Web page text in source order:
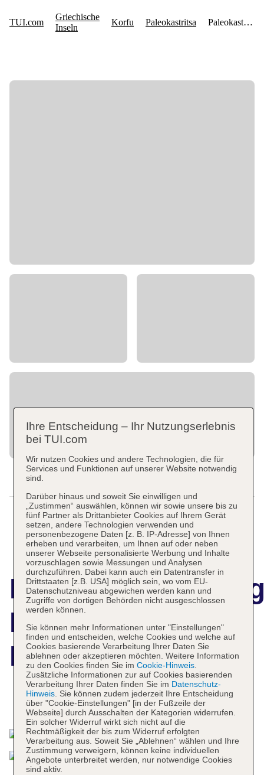
Paleokastritsa
Palace Hotel
Das bietet Ihre Unterkunft
Ihre Entscheidung – Ihr Nutzungserlebnis
bei TUI.com
Wir nutzen Cookies und andere Technologien, die für
Services und Funktionen auf unserer Website notwendig
sind.
Darüber hinaus und soweit Sie einwilligen und
„Zustimmen“ auswählen, können wir sowie unsere bis zu
fünf Partner als Drittanbieter Cookies auf Ihrem Gerät
setzen, andere Technologien verwenden und
personenbezogene Daten [z. B. IP-Adresse] von Ihnen
erheben und verarbeiten, um Ihnen auf oder neben
unserer Webseite personalisierte Werbung und Inhalte
vorzuschlagen sowie Messungen und Analysen
durchzuführen. Dabei kann auch ein Datentransfer in
Drittstaaten [z.B. USA] möglich sein, wo vom EU-
Datenschutzniveau abgewichen werden kann und
Zugriffe von dortigen Behörden nicht ausgeschlossen
werden können.
Sie können mehr Informationen unter "Einstellungen"
finden und entscheiden, welche Cookies und welche auf
Cookies basierende Verarbeitung Ihrer Daten Sie
ablehnen oder akzeptieren möchten. Weitere Information
zu den Cookies finden Sie im Cookie-Hinweis.
Zusätzliche Informationen zur auf Cookies basierenden
Verarbeitung Ihrer Daten finden Sie im Datenschutz-
Hinweis. Sie können zudem jederzeit Ihre Entscheidung
über "Cookie-Einstellungen" [in der Fußzeile der
Webseite] durch Ausschalten der Kategorien widerrufen.
Ein solcher Widerruf wirkt sich nicht auf die
Rechtmäßigkeit der bis zum Widerruf erfolgten
Verarbeitung aus. Soweit Sie „Ablehnen“ wählen und Ihre
Zustimmung verweigern, können keine individuellen
Angebote unterbreitet werden, nur notwendige Cookies
sind aktiv.